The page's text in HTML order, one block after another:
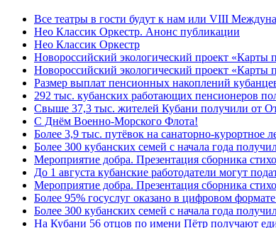
Все театры в гости будут к нам или VIII
Нео Классик Оркестр. Анонс публикации
Нео Классик Оркестр
Новороссийский экологический проект
Новороссийский экологический проект «Карты
Размер выплат пенсионных накоплений
292 тыс. кубанских работающих пенсионеров
Свыше 37,3 тыс. жителей Кубани получили от
C Днём Военно-Морского Флота!
Более 3,9 тыс. путёвок на санаторно-
Более 300 кубанских семей с начала года
Мероприятие добра. Презентация сборника
До 1 августа кубанские работодатели могут
Мероприятие добра. Презентация сборника
Более 95% госуслуг оказано в цифровом
Более 300 кубанских семей с начала года
На Кубани 56 отцов по имени Пётр получают